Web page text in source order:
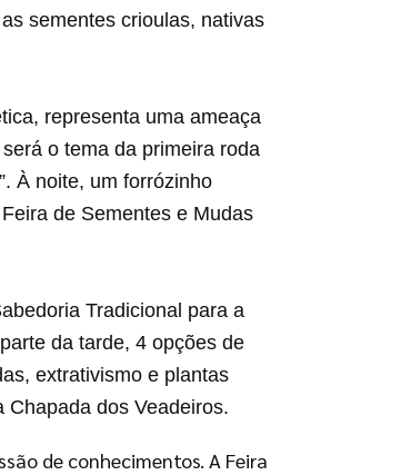
sementes crioulas, nativas
representa uma ameaça
o tema da primeira roda
À noite, um forrózinho
de Sementes e Mudas
Tradicional para a
da tarde, 4 opções de
extrativismo e plantas
dos Veadeiros.
de conhecimentos. A Feira